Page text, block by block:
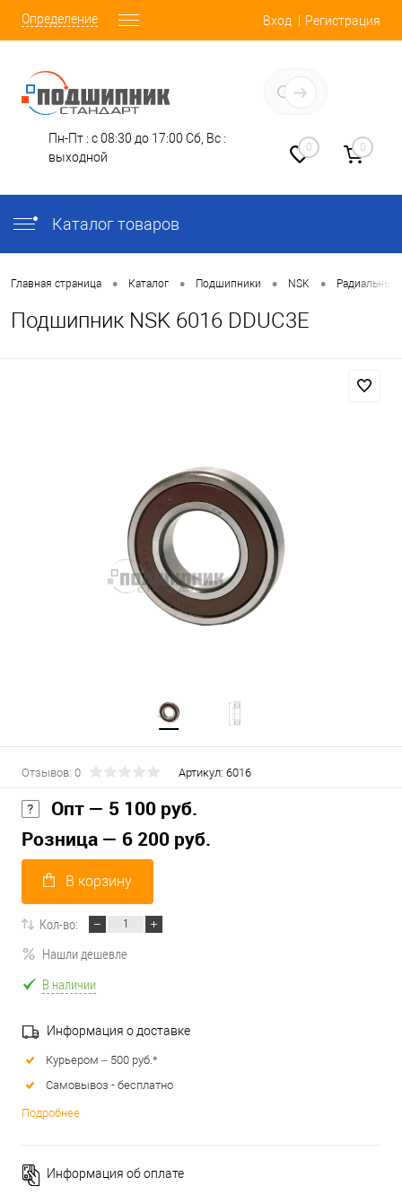
Определение Вход Регистрация
Пн-Пт : с 08:30 до 17:00 Сб, Вс :
выходной
0 0
Каталог товаров
Главная страница • Каталог • Подшипники • NSK •
Подшипник NSK 6016 DDUC3E
Отзывов: 0 Артикул: 6016
Опт — 5 100 руб.
Розница — 6 200 руб.
В корзину
Кол-во:
Нашли дешевле
В наличии
Информация о доставке
Курьером – 500 руб.*
Самовывоз - бесплатно
Подробнее
Информация об оплате